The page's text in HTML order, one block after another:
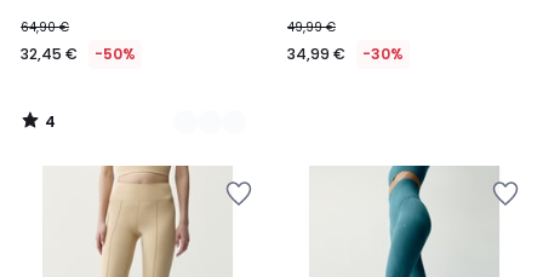
64,90 €
32,45 € -50%
4
/
49,99 €
34,99 € -30%